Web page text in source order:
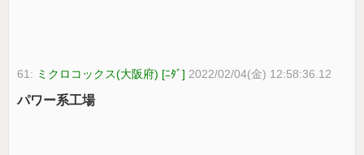
61: ミクロコックス(大阪府) [ﾆﾀﾞ] 2022/02/04(金) 12:58:36.12
パワー系工場